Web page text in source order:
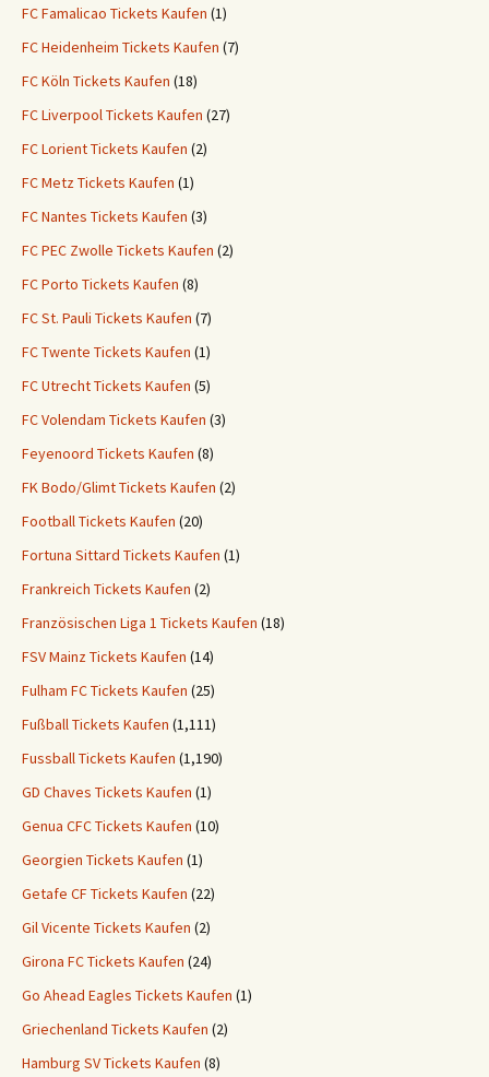
FC Famalicao Tickets Kaufen (1)
FC Heidenheim Tickets Kaufen (7)
FC Köln Tickets Kaufen (18)
FC Liverpool Tickets Kaufen (27)
FC Lorient Tickets Kaufen (2)
FC Metz Tickets Kaufen (1)
FC Nantes Tickets Kaufen (3)
FC PEC Zwolle Tickets Kaufen (2)
FC Porto Tickets Kaufen (8)
FC St. Pauli Tickets Kaufen (7)
FC Twente Tickets Kaufen (1)
FC Utrecht Tickets Kaufen (5)
FC Volendam Tickets Kaufen (3)
Feyenoord Tickets Kaufen (8)
FK Bodo/Glimt Tickets Kaufen (2)
Football Tickets Kaufen (20)
Fortuna Sittard Tickets Kaufen (1)
Frankreich Tickets Kaufen (2)
Französischen Liga 1 Tickets Kaufen (18)
FSV Mainz Tickets Kaufen (14)
Fulham FC Tickets Kaufen (25)
Fußball Tickets Kaufen (1,111)
Fussball Tickets Kaufen (1,190)
GD Chaves Tickets Kaufen (1)
Genua CFC Tickets Kaufen (10)
Georgien Tickets Kaufen (1)
Getafe CF Tickets Kaufen (22)
Gil Vicente Tickets Kaufen (2)
Girona FC Tickets Kaufen (24)
Go Ahead Eagles Tickets Kaufen (1)
Griechenland Tickets Kaufen (2)
Hamburg SV Tickets Kaufen (8)